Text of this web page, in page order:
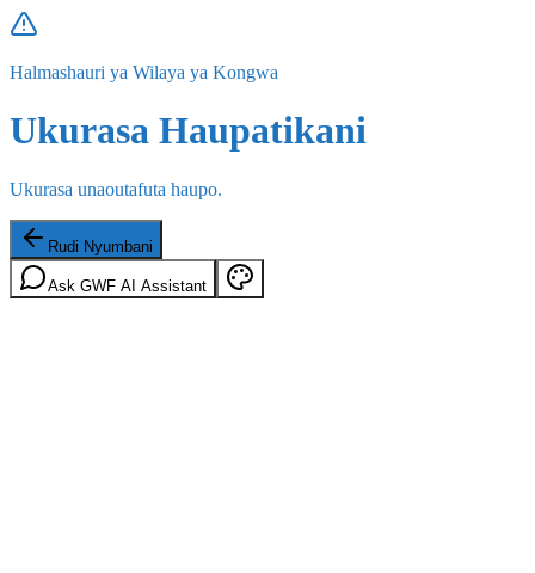
Halmashauri ya Wilaya ya Kongwa
Ukurasa Haupatikani
Ukurasa unaoutafuta haupo.
Rudi Nyumbani
Ask GWF AI Assistant